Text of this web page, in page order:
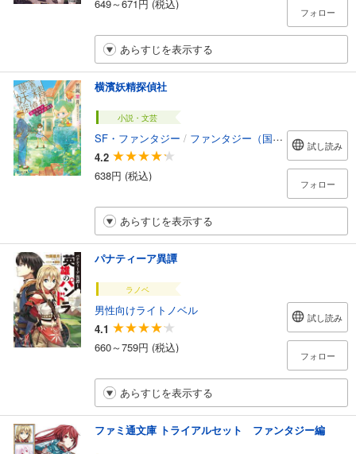
フォロー
あらすじを表示する
横濱妖精探偵社
小説・文芸
SF・ファンタジー / ファンタジー（国内）
4.2
638円 (税込)
試し読み
フォロー
あらすじを表示する
パナティーア異譚
ラノベ
男性向けライトノベル
4.1
660～759円 (税込)
試し読み
フォロー
あらすじを表示する
ファミ通文庫 トライアルセット ファンタジー編